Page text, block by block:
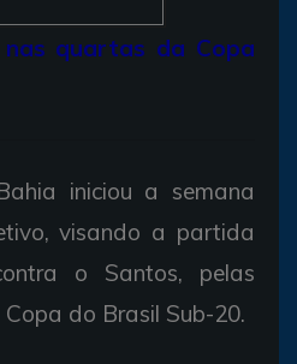
quartas da Copa
iniciou a semana
visando a partida
o Santos, pelas
do Brasil Sub-20.